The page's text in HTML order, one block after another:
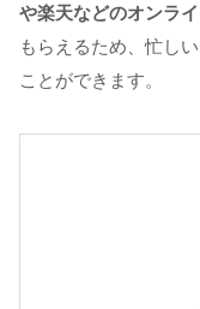
や楽天などのオンラ
もらえるため、忙し
ことができます。